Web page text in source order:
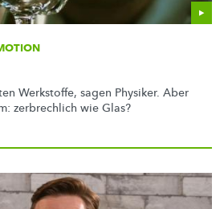
Werkstoffe, sagen Physiker. Aber
zerbrechlich wie Glas?